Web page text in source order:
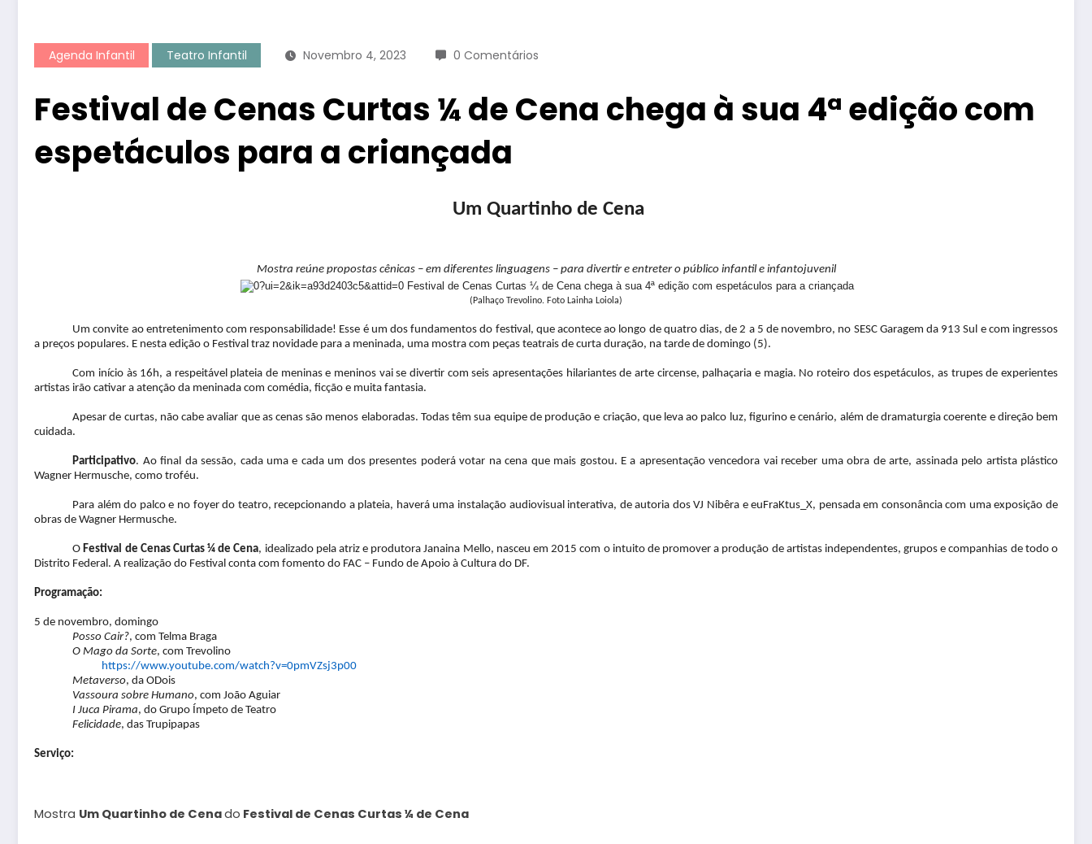
Agenda Infantil Teatro Infantil Novembro 4, 2023 0 Comentários
Festival de Cenas Curtas ¼ de Cena chega à sua 4ª edição com
espetáculos para a criançada
Um Quartinho de Cena
Mostra reúne propostas cênicas – em diferentes linguagens – para divertir e entreter o público infantil e infantojuvenil
(Palhaço Trevolino. Foto Lainha Loiola)
Um convite ao entretenimento com responsabilidade! Esse é um dos fundamentos do festival, que acontece ao longo de quatro dias, de 2 a 5 de novembro, no SESC Garagem da 913 Sul e com ingressos
a preços populares. E nesta edição o Festival traz novidade para a meninada, uma mostra com peças teatrais de curta duração, na tarde de domingo (5).
Com início às 16h, a respeitável plateia de meninas e meninos vai se divertir com seis apresentações hilariantes de arte circense, palhaçaria e magia. No roteiro dos espetáculos, as trupes de experientes
artistas irão cativar a atenção da meninada com comédia, ficção e muita fantasia.
Apesar de curtas, não cabe avaliar que as cenas são menos elaboradas. Todas têm sua equipe de produção e criação, que leva ao palco luz, figurino e cenário, além de dramaturgia coerente e direção bem
cuidada.
Participativo. Ao final da sessão, cada uma e cada um dos presentes poderá votar na cena que mais gostou. E a apresentação vencedora vai receber uma obra de arte, assinada pelo artista plástico
Wagner Hermusche, como troféu.
Para além do palco e no foyer do teatro, recepcionando a plateia, haverá uma instalação audiovisual interativa, de autoria dos VJ Nibêra e euFraKtus_X, pensada em consonância com uma exposição de
obras de Wagner Hermusche.
OFestival de Cenas Curtas ¼ de Cena, idealizado pela atriz e produtora Janaina Mello, nasceu em 2015 com o intuito de promover a produção de artistas independentes, grupos e companhias de todo o
Distrito Federal. A realização do Festival conta com fomento do FAC – Fundo de Apoio à Cultura do DF.
Programação:
5 de novembro, domingo
Posso Cair?, com Telma Braga
O Mago da Sorte, com Trevolino
https://www.youtube.com/watch?v=0pmVZsj3p00
Metaverso, da ODois
Vassoura sobre Humano, com João Aguiar
I Juca Pirama, do Grupo Ímpeto de Teatro
Felicidade, das Trupipapas
Serviço:
Mostra Um Quartinho de Cenado Festival de Cenas Curtas ¼ de Cena